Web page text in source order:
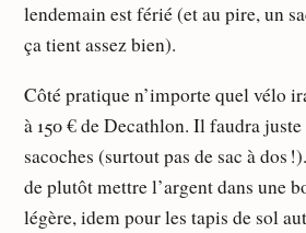
lendemain est férié (et au pire, un
ça tient assez bien).
Côté pratique n’importe quel vélo
à 150 € de Decathlon. Il faudra
sacoches (surtout pas de sac à dos
de plutôt mettre l’argent dans une
légère, idem pour les tapis de sol